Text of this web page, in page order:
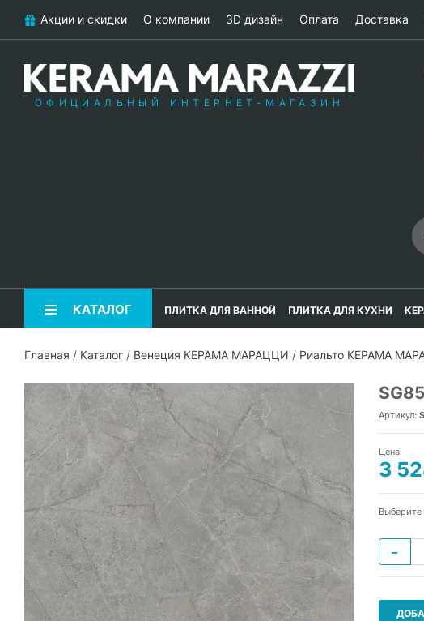
Акции и скидки О компании 3D дизайн Оплата Доставка
ОФИЦИАЛЬНЫЙ ИНТЕРНЕТ-МАГАЗИН
КАТАЛОГ ПЛИТКА ДЛЯ ВАННОЙ ПЛИТКА ДЛЯ КУХНИ
Главная / Каталог / Венеция КЕРАМА МАРАЦЦИ / Риальто КЕРАМА
Артикул:
Цена:
3
Выберите
−